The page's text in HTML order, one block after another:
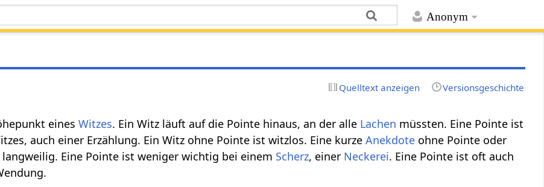
Anonym
Quelltext anzeigen Versionsgeschichte
einesWitzes. Ein Witz läuft auf die Pointe hinaus, an der alle Lachen müssten. Eine Pointe ist
auch einer Erzählung. Ein Witz ohne Pointe ist witzlos. Eine kurzeAnekdote ohne Pointe oder
Eine Pointe ist weniger wichtig bei einem Scherz, einer Neckerei. Eine Pointe ist oft auch